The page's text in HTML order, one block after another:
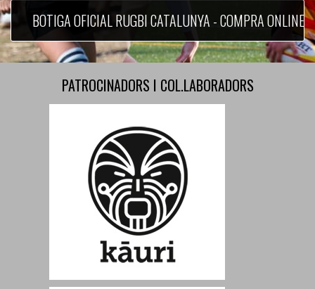
BOTIGA OFICIAL RUGBI CATALUNYA - COMPRA ONLINE
PATROCINADORS I COL.LABORADORS